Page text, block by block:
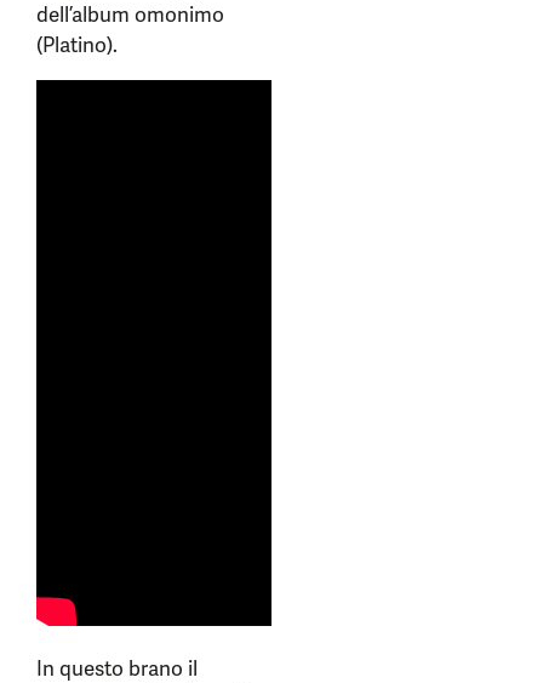
dell’album omonimo
(Platino).
In questo brano il